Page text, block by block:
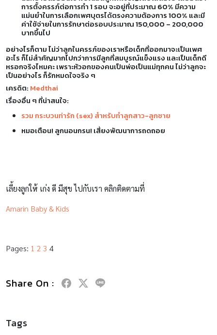
การตั้งครรภ์ต่อการทำ 1 รอบ จะอยู่ที่ประมาณ 60% มีความ
แม่นยำในการเลือกเพศบุตรได้ตรงความต้องการ 100% และมี
ค่าใช้จ่ายในการรักษาต่อรอบประมาณ 150,000 – 200,000
บาทขึ้นไป
อย่างไรก็ตาม ไม่ว่าลูกในครรภ์ของเราหรือเด็กที่ออกมาจะเป็นเพศ
อะไร ก็ไม่สำคัญมากไปกว่าการมีลูกที่สมบูรณ์แข็งแรง และเป็นเด็กดี
หรอกจริงไหมคะ เพราะหัวอกของคนเป็นพ่อเป็นแม่ทุกคน ไม่ว่าลูกจะ
เป็นอย่างไร ก็รักหมดใจจริง ๆ
เครดิต: Medthai
เรื่องอื่น ๆ ที่น่าสนใจ:
รวม กระบวนท่ารัก (sex) สำหรับทำลูกสาว-ลูกชาย
หมอเตือน! ลูกนอนกรน! เสี่ยงพัฒนาการถดถอย
เลี้ยงลูกให้ เก่ง ดี มีสุข ไปกับเรา คลิกติดตามที่
Amarin Baby & Kids
Pages: 1 2 3 4
Share On :
Tags